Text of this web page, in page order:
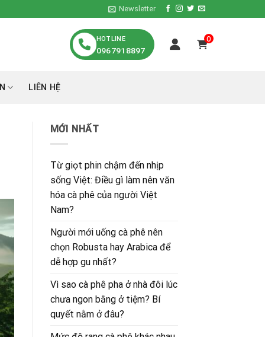
Newsletter
HOTLINE
0967918897
0
LIÊN HỆ
MỚI NHẤT
Từ giọt phin chậm đến nhịp
sống Việt: Điều gì làm nên văn
hóa cà phê của người Việt
Nam?
Người mới uống cà phê nên
chọn Robusta hay Arabica để
dễ hợp gu nhất?
Vì sao cà phê pha ở nhà đôi lúc
chưa ngon bằng ở tiệm? Bí
quyết nằm ở đâu?